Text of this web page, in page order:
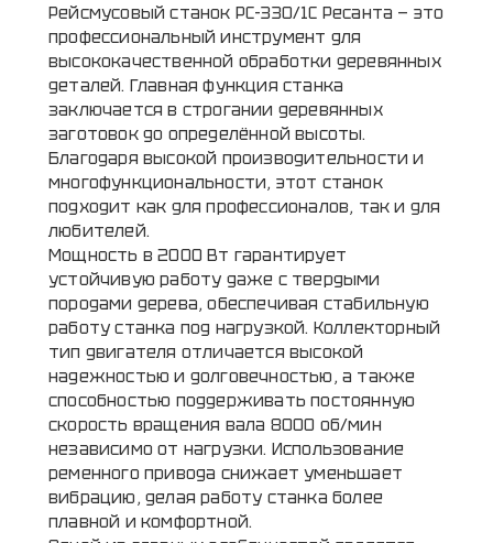
Рейсмусовый станок РС-330/1С Ресанта — это
профессиональный инструмент для
высококачественной обработки деревянных
деталей. Главная функция станка
заключается в строгании деревянных
заготовок до определённой высоты.
Благодаря высокой производительности и
многофункциональности, этот станок
подходит как для профессионалов, так и для
любителей.
Мощность в 2000 Вт гарантирует
устойчивую работу даже с твердыми
породами дерева, обеспечивая стабильную
работу станка под нагрузкой. Коллекторный
тип двигателя отличается высокой
надежностью и долговечностью, а также
способностью поддерживать постоянную
скорость вращения вала 8000 об/мин
независимо от нагрузки. Использование
ременного привода снижает уменьшает
вибрацию, делая работу станка более
плавной и комфортной.